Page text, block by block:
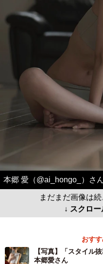
本郷 愛（@ai_hongo_）さ
まだまだ画像は
↓ スクロ
おす
【写真】「スタイル
本郷愛さん